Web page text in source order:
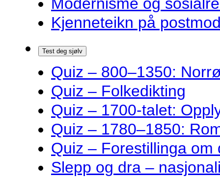
Kjenneteikn på
Test deg sjølv
Quiz – 800–1350:
Quiz – Folkedikting
Quiz – 1700-talet:
Quiz – 1780–1850:
Quiz – Forestillinga om
Slepp og dra –